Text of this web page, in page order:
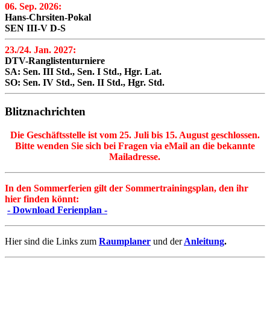
06. Sep. 2026:
Hans-Chrsiten-Pokal
SEN III-V D-S
23./24. Jan. 2027:
DTV-Ranglistenturniere
SA: Sen. III Std., Sen. I Std., Hgr. Lat.
SO: Sen. IV Std., Sen. II Std., Hgr. Std.
Blitznachrichten
Die Geschäftsstelle ist vom 25. Juli bis 15. August geschlossen.
Bitte wenden Sie sich bei Fragen via eMail an die bekannte
Mailadresse.
In den Sommerferien gilt der Sommertrainingsplan, den ihr
hier finden könnt:
- Download Ferienplan -
Hier sind die Links zum Raumplaner und der Anleitung.